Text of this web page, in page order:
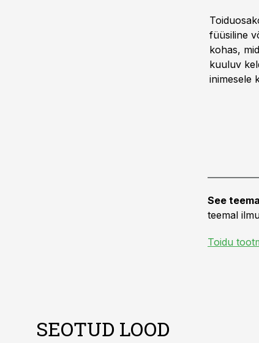
füüsiline
kohas,
kuuluv
inimesele
See
teemal
Toidu
SEOTUD LOOD